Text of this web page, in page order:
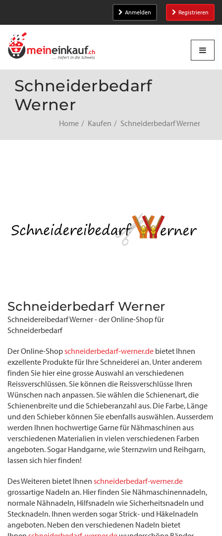
Anmelden Registrieren
Schneiderbedarf
Werner
Home Kaufen Schneiderbedarf Werner
Schneiderbedarf Werner
Schneidereibedarf Werner - der Online-Shop für
Schneiderbedarf
Der Online-Shopschneiderbedarf-werner.de bietet Ihnen
exzellente Produkte für Ihre Schneiderei an. Unter anderem
finden Sie hier eine grosse Auswahl an verschiedenen
Reissverschlüssen. Sie können die Reissverschlüsse Ihren
Wünschen nach anpassen. Sie wählen die Schienenart, die
Schienenbreite und die Schieberanzahl aus. Die Farbe, Länge
und den Schieber können Sie ebenfalls auswählen. Ausserdem
werden Ihnen hochwertige Garne für Nähmaschinen aus
verschiedenen Materialien in vielen verschiedenen Farben
angeboten. Sogar Handgarne, wie Sternzwirn und Reihgarn,
lassen sich hier finden!
Des Weiteren bietet Ihnen schneiderbedarf-werner.de
grossartige Nadeln an. Hier finden Sie Nähmaschinennadeln,
normale Nähnadeln, Hilfsnadeln wie Sicherheitsnadeln und
Stecknadeln. Ihnen werden sogar Strick- und Häkelnadeln
angeboten. Neben den verschiedenen Nadeln bietet